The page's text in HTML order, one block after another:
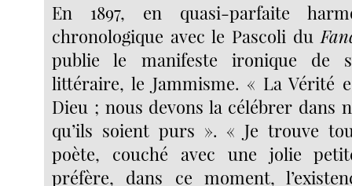
En 1897, en quasi-parfaite
chronologique avec le Pascoli du
publie le manifeste ironique de
littéraire, le Jammisme. « La Vérité
Dieu ; nous devons la célébrer dans
qu’ils soient purs ». « Je trouve
poète, couché avec une jolie
préfère, dans ce moment,